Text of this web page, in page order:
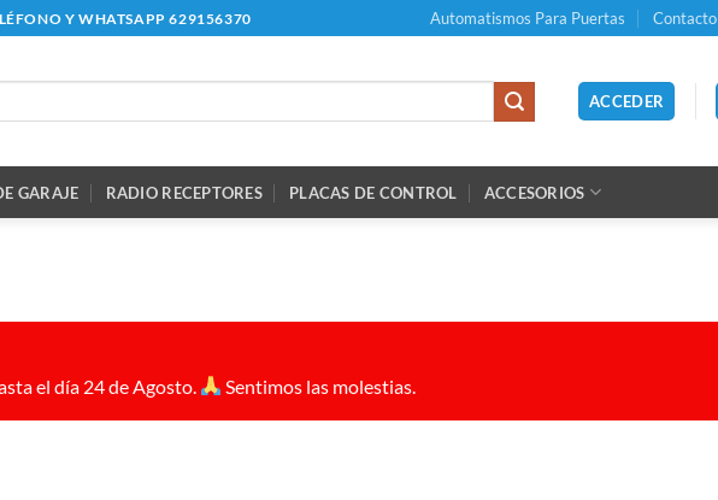
Y WHATSAPP 629156370 Automatismos Para Puertas Contacto
ACCEDER
GARAJE RADIO RECEPTORES PLACAS DE CONTROL ACCESORIOS
el día 24 de Agosto. Sentimos las molestias.